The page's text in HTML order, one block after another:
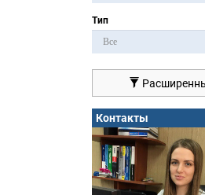
Тип
Контакты